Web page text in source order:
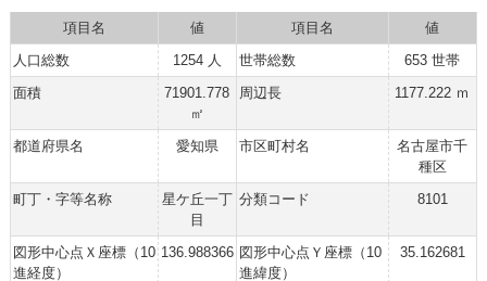
項目名 値 項目名
値
人口総数
1254 人 世帯総数
653 世帯
面積
71901.778
㎡
周辺長 1177.222 ｍ
都道府県名 愛知県 市区町村名
名古屋市千
種区
町丁・字等名称
星ケ丘一丁
目
分類コード 8101
図形中心点Ｘ座標（10
進経度）
136.988366 図形中心点Ｙ座標（10
進緯度）
35.162681